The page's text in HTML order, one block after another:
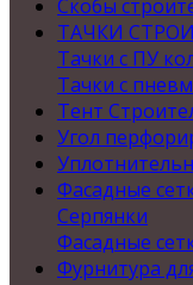
Скобы
ТАЧКИ
Тачки с ПУ
Тачки с
Тент
Угол
Фасадные
Серпянки
Фасадные
Фурнитура